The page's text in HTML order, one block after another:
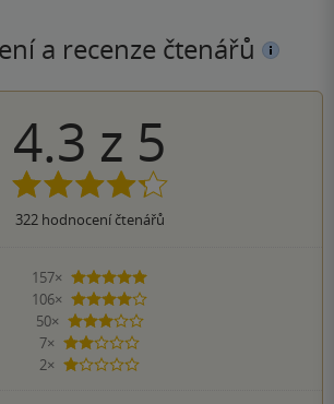
a recenze čtenářů
4.3 z 5
322hodnocení čtenářů
157×
5 hvězdiček
106×
4 hvězdičky
50×
3 hvězdičky
7×
2 hvězdičky
2×
1 hvezdička